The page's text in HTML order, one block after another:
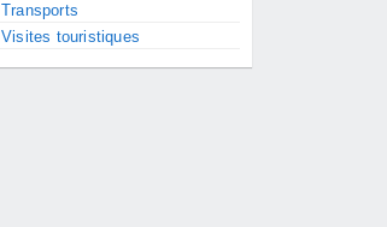
Transports
Visites touristiques